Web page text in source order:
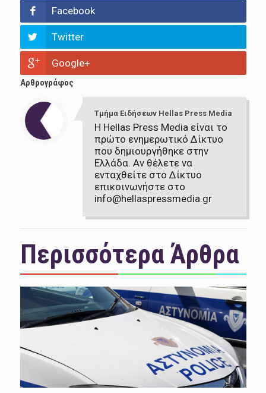
Facebook
Twitter
Google+
Αρθρογράφος
Τμήμα Ειδήσεων Hellas Press Media
Η Hellas Press Media είναι το
πρώτο ενημερωτικό Δίκτυο
που δημιουργήθηκε στην
Ελλάδα. Αν θέλετε να
ενταχθείτε στο Δίκτυο
επικοινωνήστε στο
info@hellaspressmedia.gr
Περισσότερα Άρθρα